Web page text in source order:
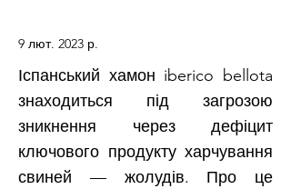
9 лют. 2023 р.
Іспанський хамон iberico bellota
знаходиться під загрозою
зникнення через дефіцит
ключового продукту харчування
свиней — жолудів. Про це